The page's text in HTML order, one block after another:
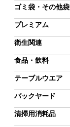
ゴミ袋・その他袋
プレミアム
衛生関連
食品・飲料
テーブルウエア
バックヤード
清掃用消耗品